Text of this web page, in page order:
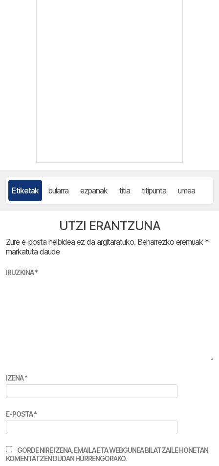
Etiketak bularra ezpanak titia titipunta umea
UTZI ERANTZUNA
Zure e-posta helbidea ez da argitaratuko. Beharrezko eremuak *
markatuta daude
IRUZKINA*
IZENA*
E-POSTA*
GORDE NIRE IZENA, EMAILA ETA WEBGUNEA BILATZAILE HONETAN
KOMENTATZEN DUDAN HURRENGORAKO.